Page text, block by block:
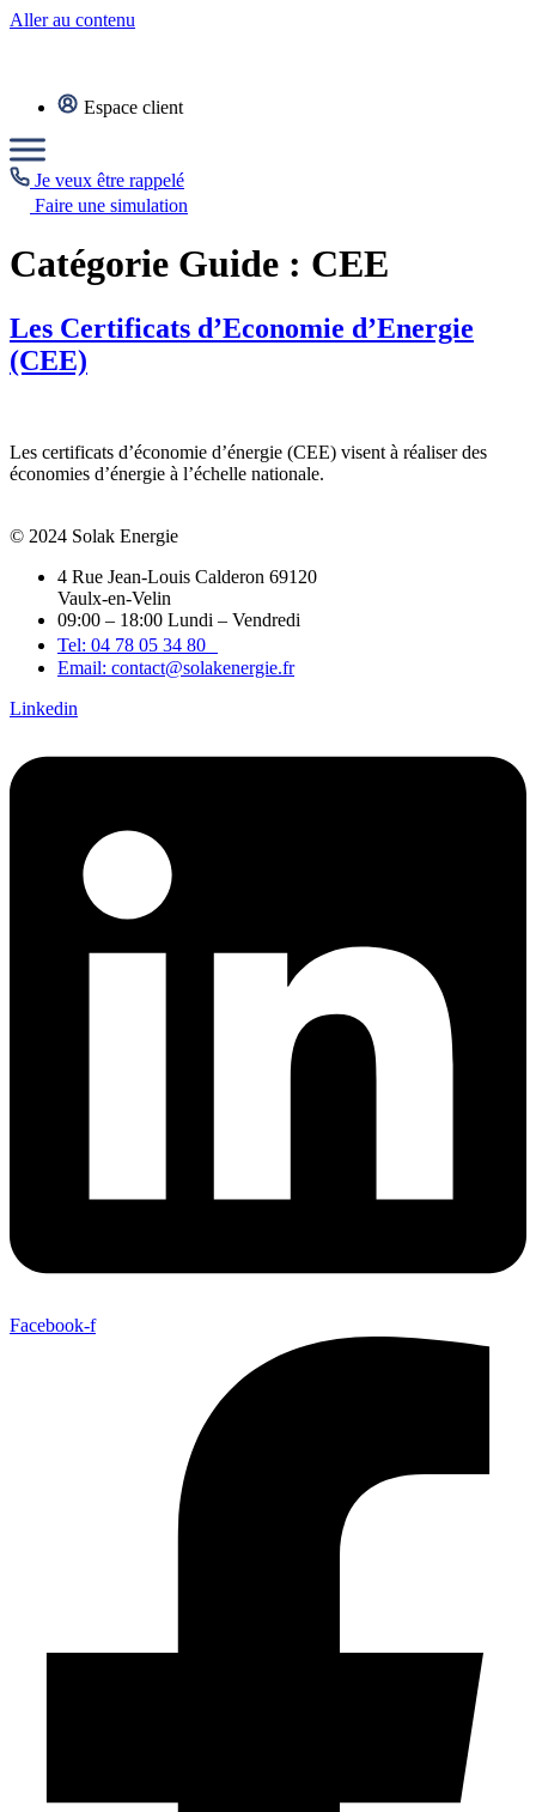
Aller au contenu
Espace client
Je veux être rappelé
Faire une simulation
Catégorie Guide : CEE
Les Certificats d’Economie d’Energie
(CEE)
Les certificats d’économie d’énergie (CEE) visent à réaliser des
économies d’énergie à l’échelle nationale.
© 2024 Solak Energie
4 Rue Jean-Louis Calderon 69120
Vaulx-en-Velin
09:00 – 18:00 Lundi – Vendredi
Tel: 04 78 05 34 80
Email: contact@solakenergie.fr
Linkedin
Facebook-f